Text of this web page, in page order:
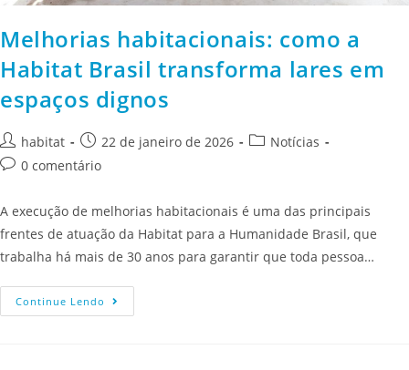
Melhorias habitacionais: como a
Habitat Brasil transforma lares em
espaços dignos
habitat 22 de janeiro de 2026
Notícias
0 comentário
A execução de melhorias habitacionais é uma das principais
frentes de atuação da Habitat para a Humanidade Brasil, que
trabalha há mais de 30 anos para garantir que toda pessoa…
Continue Lendo